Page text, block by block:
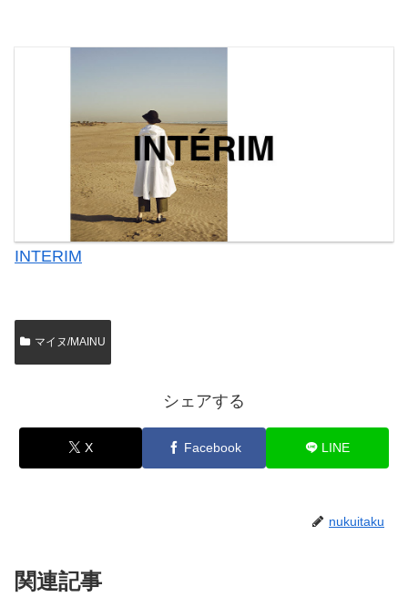
INTERIM
マイヌ/MAINU
シェアする
X Facebook LINE
nukuitaku
関連記事